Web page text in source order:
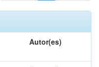
Autor(es)